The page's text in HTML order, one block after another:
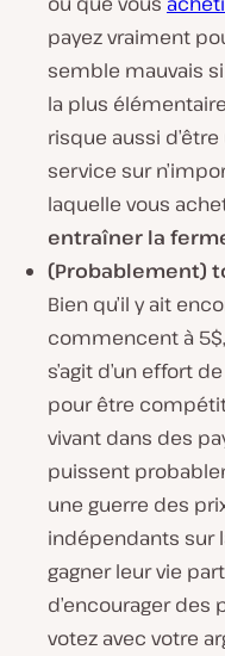
payez vraiment
semble mauvais
la plus
risque aussi
service sur
laquelle vous
entraîner la
(Probablement)
Bien qu’il y ait
commencent à
s’agit d’un effort
pour être
vivant dans des
puissent
une guerre des
indépendants sur
gagner leur vie
d’encourager
votez avec votre